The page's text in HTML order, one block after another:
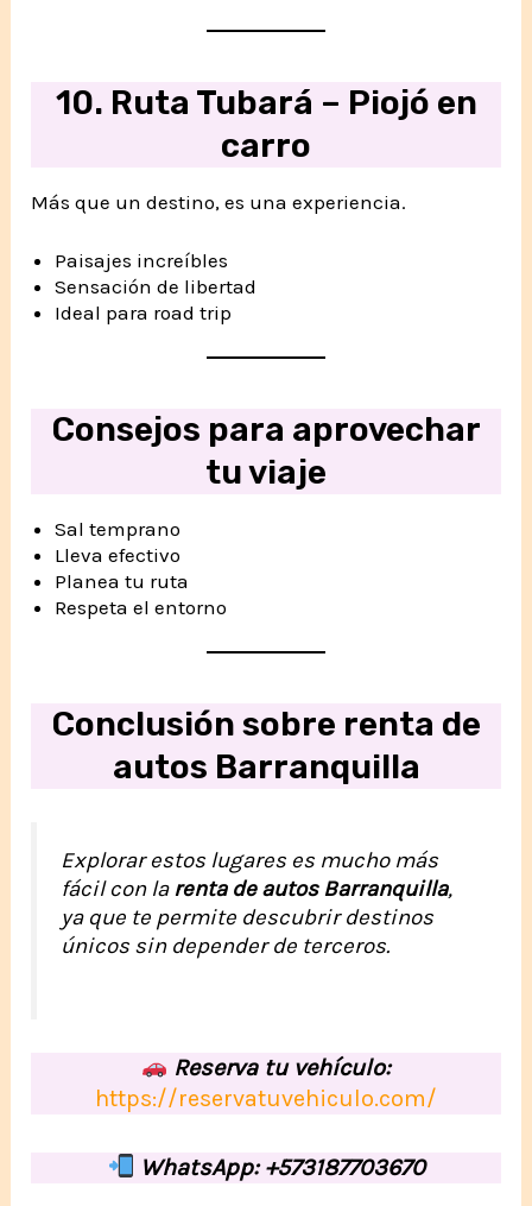
10. Ruta Tubará – Piojó en
carro
Más que un destino, es una experiencia.
Paisajes increíbles
Sensación de libertad
Ideal para road trip
Consejos para aprovechar
tu viaje
Sal temprano
Lleva efectivo
Planea tu ruta
Respeta el entorno
Conclusión sobre renta de
autos Barranquilla
Explorar estos lugares es mucho más
fácil con larenta de autos Barranquilla,
ya que te permite descubrir destinos
únicos sin depender de terceros.
Reserva tu vehículo:
https://reservatuvehiculo.com/
WhatsApp: +573187703670